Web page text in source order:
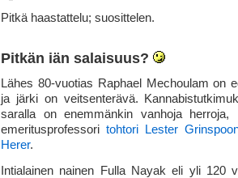
Pitkä haastattelu; suosittelen.
Pitkän iän salaisuus?
Lähes 80-vuotias Raphael Mechoulam on
ja järki on veitsenterävä.
saralla on enemmänkin vanhoja herroja,
emeritusprofessori tohtori Lester
Herer.
Intialainen nainen Fulla Nayak eli yli 120